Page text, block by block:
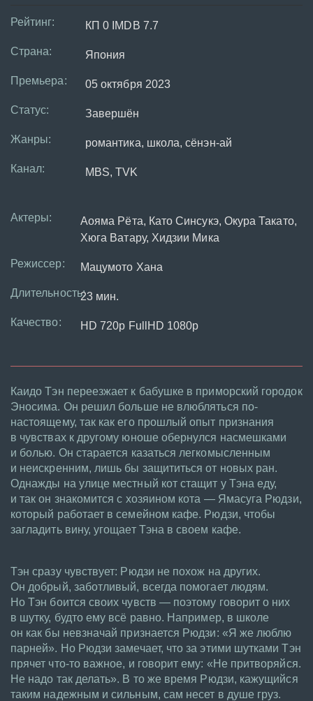
Рейтинг: КП 0 IMDB 7.7
Страна: Япония
Премьера: 05 октября 2023
Статус: Завершён
Жанры: романтика, школа, сёнэн-ай
Канал: MBS, TVK
Актеры:
Аояма Рёта, Като Синсукэ, Окура Такато,
Хюга Ватару, Хидзии Мика
Режиссер: Мацумото Хана
Длительность:23 мин.
Качество: HD 720p FullHD 1080p
Каидо Тэн переезжает к бабушке в приморский городок
Эносима. Он решил больше не влюбляться по-
настоящему, так как его прошлый опыт признания
в чувствах к другому юноше обернулся насмешками
и болью. Он старается казаться легкомысленным
и неискренним, лишь бы защититься от новых ран.
Однажды на улице местный кот стащит у Тэна еду,
и так он знакомится с хозяином кота — Ямасуга Рюдзи,
который работает в семейном кафе. Рюдзи, чтобы
загладить вину, угощает Тэна в своем кафе.
Тэн сразу чувствует: Рюдзи не похож на других.
Он добрый, заботливый, всегда помогает людям.
Но Тэн боится своих чувств — поэтому говорит о них
в шутку, будто ему всё равно. Например, в школе
он как бы невзначай признается Рюдзи: «Я же люблю
парней». Но Рюдзи замечает, что за этими шутками Тэн
прячет что-то важное, и говорит ему: «Не притворяйся.
Не надо так делать». В то же время Рюдзи, кажущийся
таким надежным и сильным, сам несет в душе груз.